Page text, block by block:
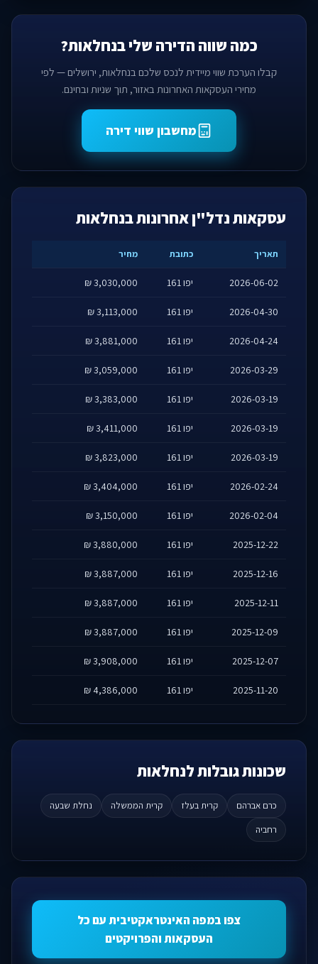
כמה שווה הדירה שלי בנחלאות?
קבלו הערכת שווי מיידית לנכס שלכם בנחלאות, ירושלים — לפי
מחירי העסקאות האחרונות באזור, תוך שניות ובחינם.
מחשבון שווי דירה
עסקאות נדל"ן אחרונות בנחלאות
תאריך כתובת מחיר
2026-06-02 יפו 161 3,030,000 ₪
2026-04-30 יפו 161 3,113,000 ₪
2026-04-24 יפו 161 3,881,000 ₪
2026-03-29 יפו 161 3,059,000 ₪
2026-03-19 יפו 161 3,383,000 ₪
2026-03-19 יפו 161 3,411,000 ₪
2026-03-19 יפו 161 3,823,000 ₪
2026-02-24 יפו 161 3,404,000 ₪
2026-02-04 יפו 161 3,150,000 ₪
2025-12-22 יפו 161 3,880,000 ₪
2025-12-16 יפו 161 3,887,000 ₪
2025-12-11 יפו 161 3,887,000 ₪
2025-12-09 יפו 161 3,887,000 ₪
2025-12-07 יפו 161 3,908,000 ₪
2025-11-20 יפו 161 4,386,000 ₪
שכונות גובלות לנחלאות
כרם אברהם קרית בעלז קרית הממשלה
נחלת שבעה
רחביה
צפו במפה האינטראקטיבית עם כל
העסקאות והפרויקטים